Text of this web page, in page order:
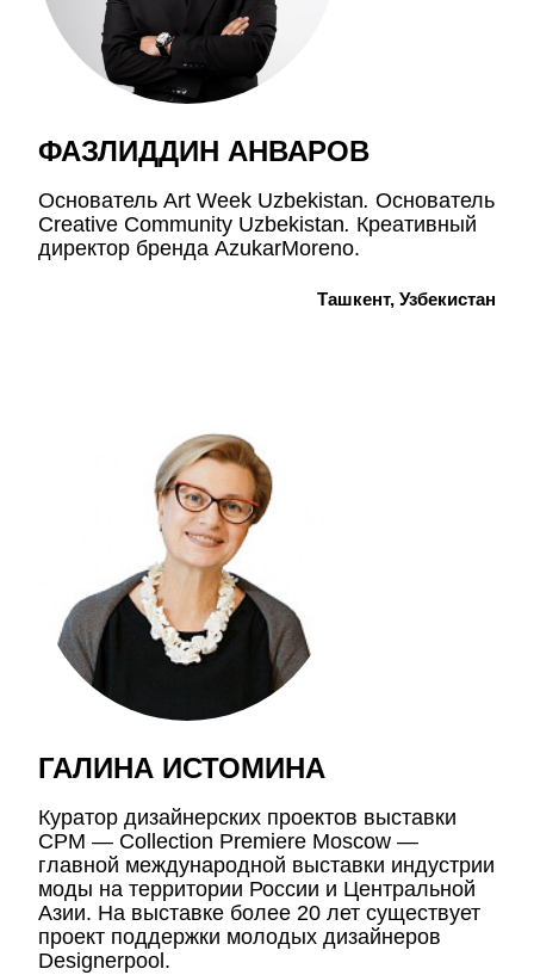
ФАЗЛИДДИН АНВАРОВ
Основатель Art Week Uzbekistan. Основатель
Creative Community Uzbekistan. Креативный
директор бренда AzukarMoreno.
Ташкент, Узбекистан
ГАЛИНА ИСТОМИНА
Куратор дизайнерских проектов выставки
СРМ — Collection Premiere Moscow —
главной международной выставки индустрии
моды на территории России и Центральной
Азии. На выставке более 20 лет существует
проект поддержки молодых дизайнеров
Designerpool.